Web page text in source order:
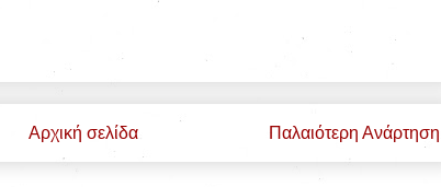
Παλαιότερη Ανάρτηση
Αρχική σελίδα